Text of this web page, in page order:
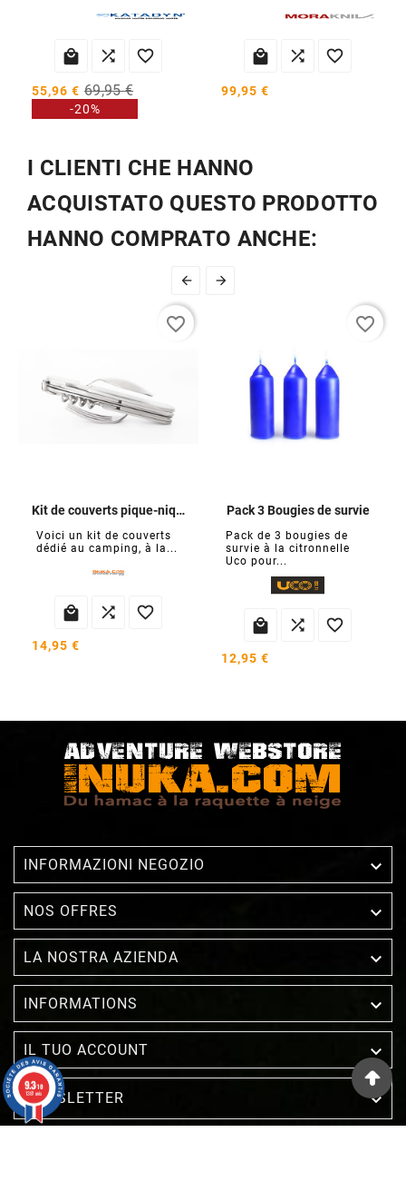
  
55,96 € 69,95 €
-20%
  
99,95 €
I CLIENTI CHE HANNO
ACQUISTATO QUESTO PRODOTTO
HANNO COMPRATO ANCHE:
 
Kit de couverts pique-nique
Voici un kit de couverts
dédié au camping, à la...
  
14,95 €
favorite_border
Pack 3 Bougies de survie
Pack de 3 bougies de
survie à la citronnelle
Uco pour...
  
12,95 €
favorite_border
INFORMAZIONI NEGOZIO 
NOS OFFRES 
LA NOSTRA AZIENDA 
INFORMATIONS 
IL TUO ACCOUNT 
NEWSLETTER 
9.3/10
1387 avis